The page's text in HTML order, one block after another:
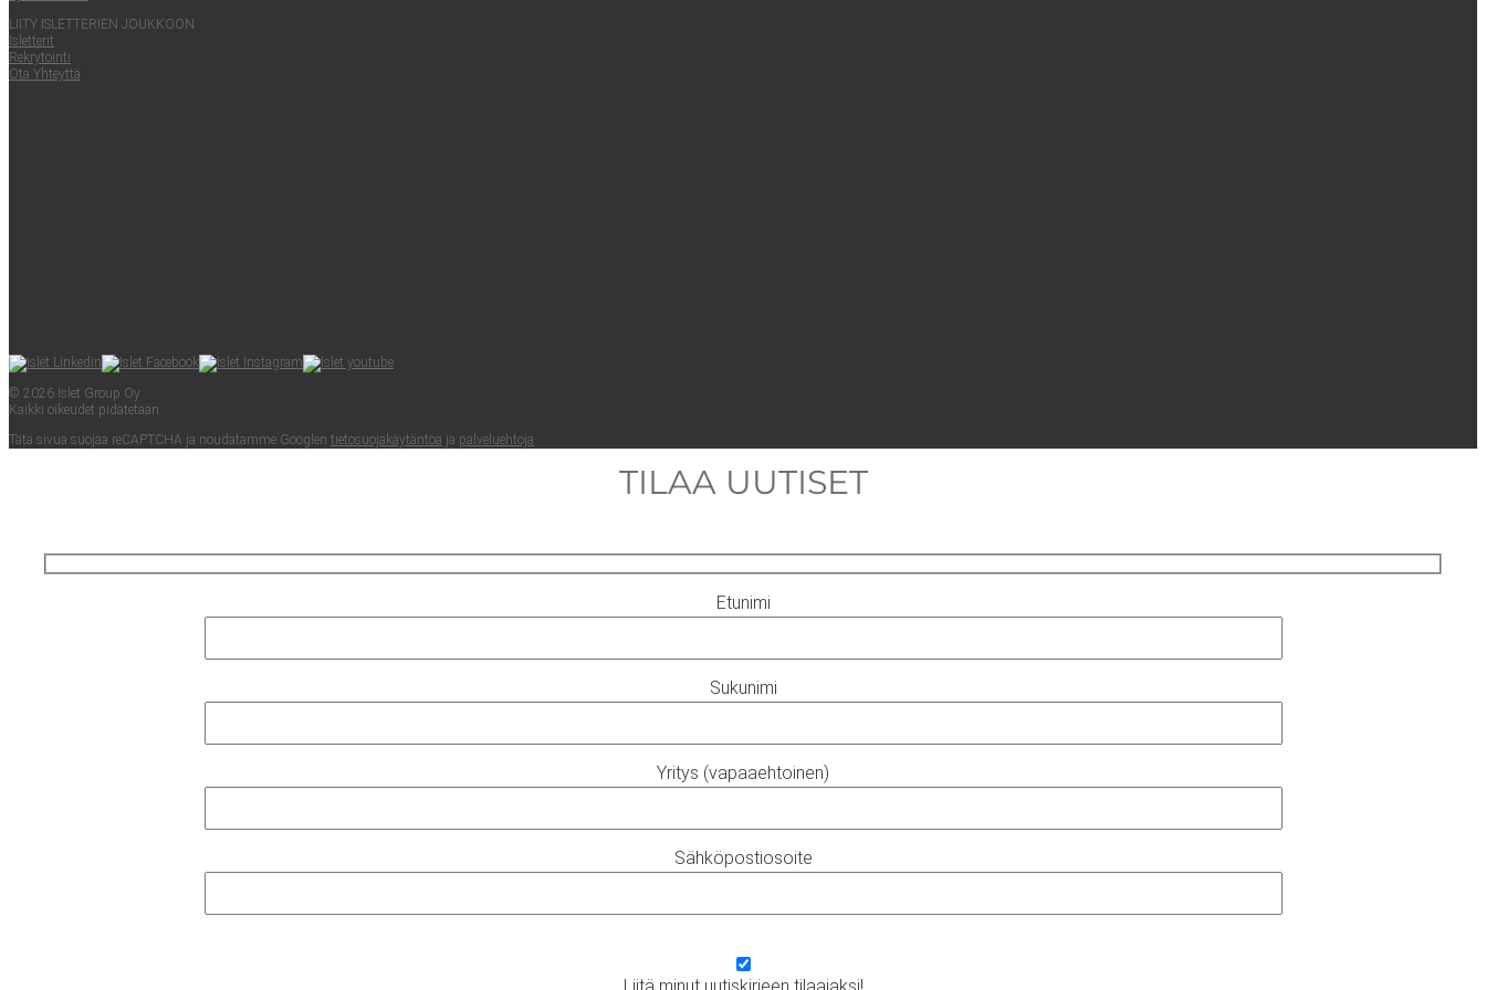
LII­TY ISLET­TE­RIEN JOUKKOON
Islet­te­rit
Rek­ry­toin­ti
Ota Yhteyt­tä
© 2026 Islet Group Oy
Kaik­ki oikeu­det pidätetään.
Tätä sivua suo­jaa reCAPTC­HA ja nou­da­tam­me Googlen tie­to­suo­ja­käy­tän­töä ja pal­ve­lueh­to­ja
TILAA UUTISET
Etunimi
Sukunimi
Yritys (vapaaehtoinen)
Sähköpostiosoite